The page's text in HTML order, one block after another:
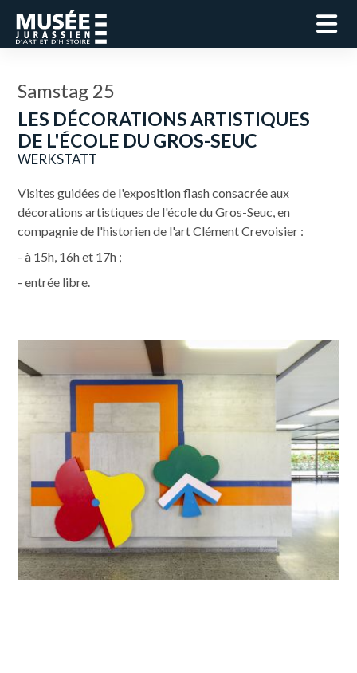
Samstag 25
LES DÉCORATIONS ARTISTIQUES
DE L'ÉCOLE DU GROS-SEUC
WERKSTATT
Visites guidées de l'exposition flash consacrée aux
décorations artistiques de l'école du Gros-Seuc, en
compagnie de l'historien de l'art Clément Crevoisier :
- à 15h, 16h et 17h ;
- entrée libre.